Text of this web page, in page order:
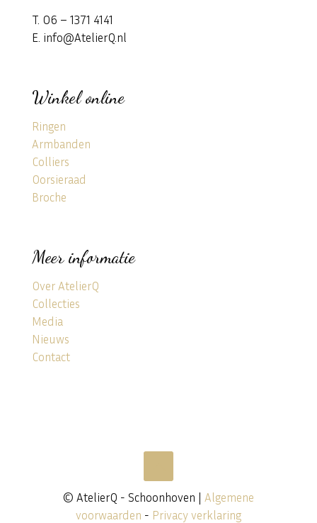
T. 06 – 1371 4141
E. info@AtelierQ.nl
Winkel online
Ringen
Armbanden
Colliers
Oorsieraad
Broche
Meer informatie
Over AtelierQ
Collecties
Media
Nieuws
Contact
© AtelierQ - Schoonhoven | Algemene
voorwaarden - Privacy verklaring